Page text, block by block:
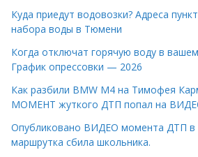
Куда приедут водовозки? Адреса
набора воды в Тюмени
Когда отключат горячую воду в
График опрессовки — 2026
Как разбили BMW M4 на Тимофея
МОМЕНТ жуткого ДТП попал на
Опубликовано ВИДЕО момента ДТП в
маршрутка сбила школьника.